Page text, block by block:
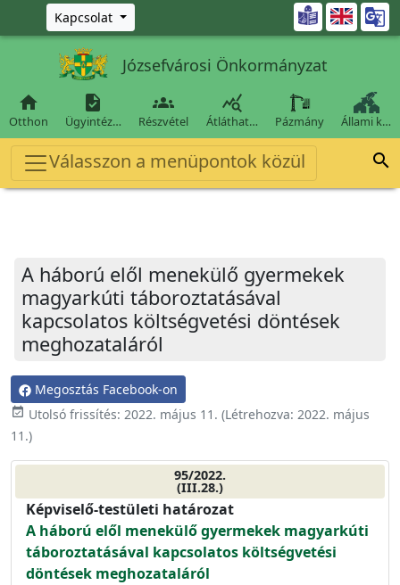
Ugrás a fő tartalomra
Kapcsolat 
Józsefvárosi Önkormányzat

Otthon

Ügyintéz…

Részvétel

Átláthat… Pázmány Állami k…
Válasszon a menüpontok közül 
A háború elől menekülő gyermekek
magyarkúti táboroztatásával
kapcsolatos költségvetési döntések
meghozataláról
Megosztás Facebook-on
event_available Utolsó frissítés: 2022. május 11. (Létrehozva: 2022. május
11.)
95/2022.
(III.28.)
Képviselő-testületi határozat
A háború elől menekülő gyermekek magyarkúti
táboroztatásával kapcsolatos költségvetési
döntések meghozataláról